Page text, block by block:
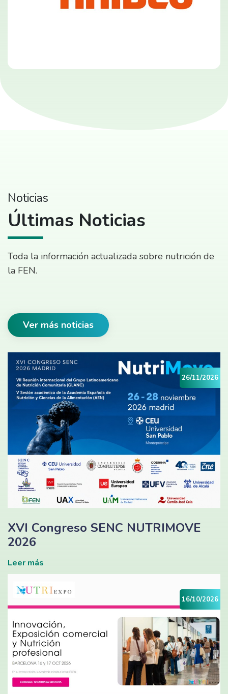
Noticias
Últimas Noticias
Toda la información actualizada sobre nutrición de
la FEN.
Ver más noticias
26/11/2026
XVI Congreso SENC NUTRIMOVE
2026
Leer más
16/10/2026